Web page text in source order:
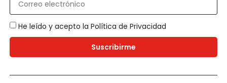
He leído y acepto la Política de Privacidad
Suscribirme